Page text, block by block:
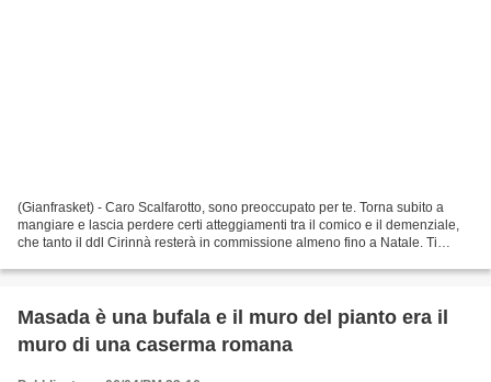
(Gianfrasket) - Caro Scalfarotto, sono preoccupato per te. Torna subito a
mangiare e lascia perdere certi atteggiamenti tra il comico e il demenziale,
che tanto il ddl Cirinnà resterà in commissione almeno fino a Natale. Ti
Masada è una bufala e il muro del pianto era il
muro di una caserma romana